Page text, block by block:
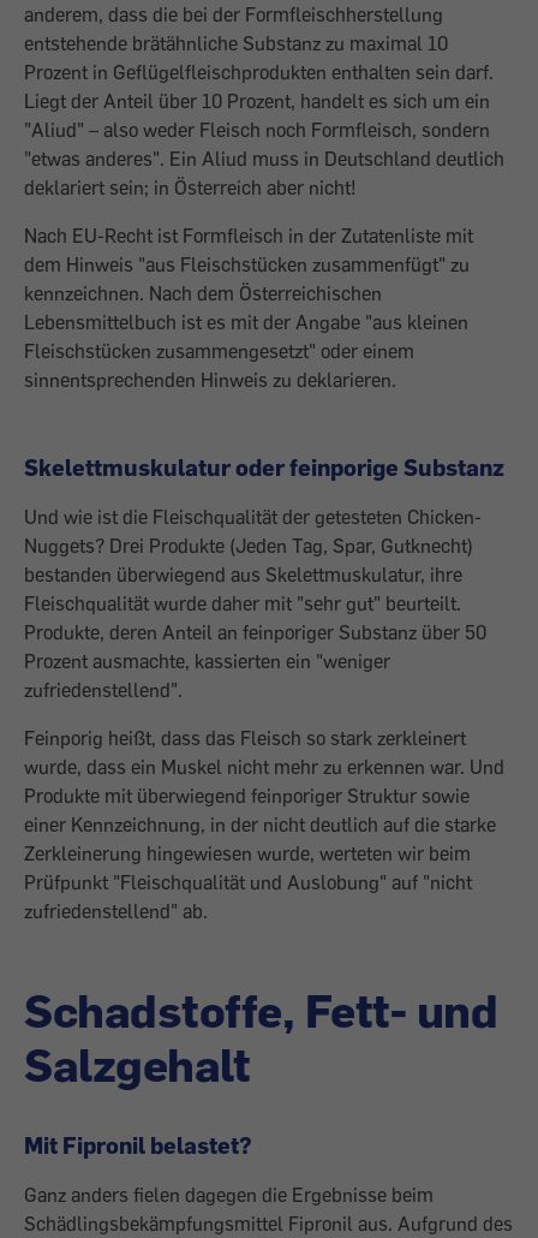
anderem, dass die bei der Formfleischherstellung
entstehende brät­ähnliche Substanz zu maximal 10
Prozent in Geflügelfleischprodukten enthalten sein darf.
Liegt der Anteil über 10 Prozent, ­handelt es sich um ein
"Aliud" – also weder Fleisch noch Formfleisch, sondern
"etwas anderes". Ein Aliud muss in Deutschland deutlich
deklariert sein; in Österreich aber nicht!
Nach EU-Recht ist Formfleisch in der ­Zutatenliste mit
dem Hinweis "aus Fleischstücken zusammenfügt" zu
kennzeichnen. Nach dem Österreichischen
Lebensmittelbuch ist es mit der Angabe "aus kleinen
Fleischstücken zusammengesetzt" oder einem
sinnentsprechenden Hinweis zu ­deklarieren.
Skelettmuskulatur oder feinporige Substanz
Und wie ist die Fleischqualität der getes­teten Chicken-
Nuggets? Drei Produkte ­(Jeden Tag, Spar, Gutknecht)
bestanden überwiegend aus Skelettmuskulatur, ihre
Fleischqualität wurde daher mit "sehr gut" beurteilt.
Produkte, deren Anteil an feinporiger Substanz über 50
Prozent ausmachte, kassierten ein "weniger
zufriedenstellend".
Feinporig heißt, dass das Fleisch so stark zerkleinert
wurde, dass ein Muskel nicht mehr zu erkennen war. Und
Produkte mit überwiegend feinporiger Struktur sowie
einer Kennzeichnung, in der nicht deutlich auf die starke
Zerklei­nerung hingewiesen wurde, werteten wir beim
Prüfpunkt "Fleischqualität und Aus­lobung" auf "nicht
zufriedenstellend" ab.
Schadstoffe, Fett- und
Salzgehalt
Mit Fipronil belastet?
Ganz anders fielen dagegen die Ergebnisse beim
Schädlingsbekämpfungsmittel Fipronil aus. Aufgrund des